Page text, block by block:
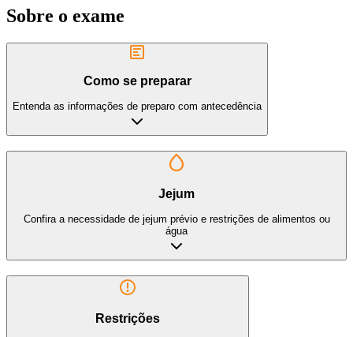
Sobre o exame
Como se preparar
Entenda as informações de preparo com antecedência
Jejum
Confira a necessidade de jejum prévio e restrições de alimentos ou
água
Restrições